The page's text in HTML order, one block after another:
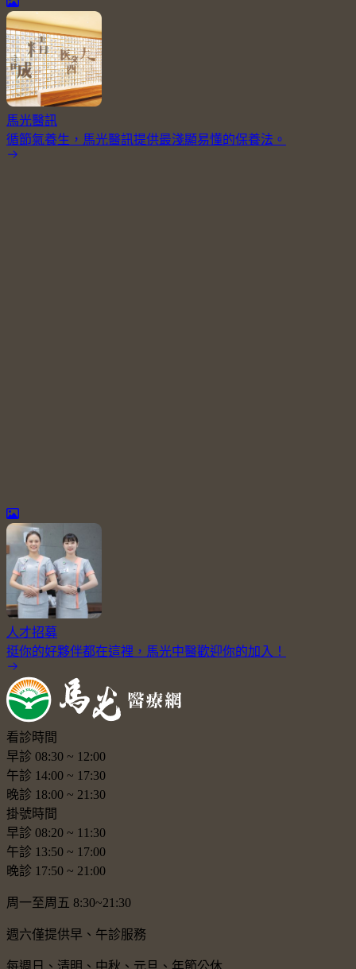
馬光醫訊
循節氣養生，馬光醫訊提供最淺顯易懂的保養法。
人才招募
挺你的好夥伴都在這裡，馬光中醫歡迎你的加入！
看診時間
早診 08:30 ~ 12:00
午診 14:00 ~ 17:30
晚診 18:00 ~ 21:30
掛號時間
早診 08:20 ~ 11:30
午診 13:50 ~ 17:00
晚診 17:50 ~ 21:00
周一至周五 8:30~21:30
週六僅提供早、午診服務
每週日、清明、中秋、元旦、年節公休